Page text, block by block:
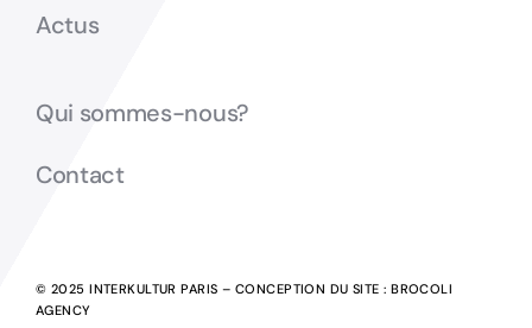
Actus
Qui sommes-nous?
Contact
© 2025 INTERKULTUR PARIS – CONCEPTION DU SITE :BROCOLI
AGENCY